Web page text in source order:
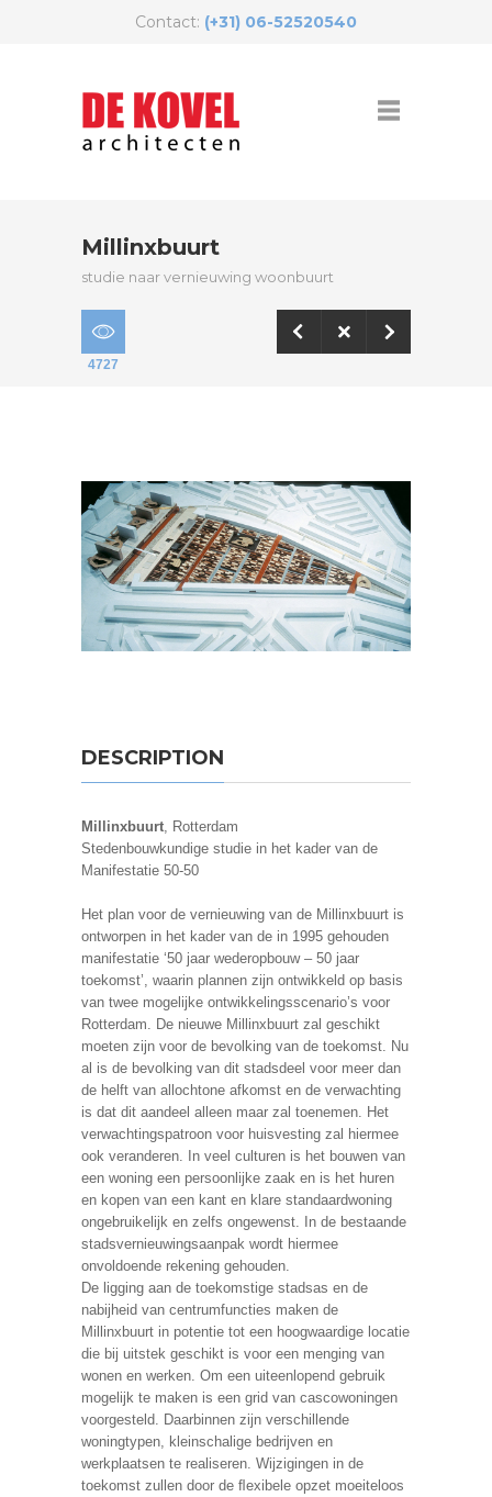
Contact: (+31) 06-52520540
Millinxbuurt
studie naar vernieuwing woonbuurt
4727
DESCRIPTION
Millinxbuurt , Rotterdam
Stedenbouwkundige studie in het kader van de
Manifestatie 50-50
Het plan voor de vernieuwing van de Millinxbuurt is
ontworpen in het kader van de in 1995 gehouden
manifestatie ‘50 jaar wederopbouw – 50 jaar
toekomst’, waarin plannen zijn ontwikkeld op basis
van twee mogelijke ontwikkelingsscenario’s voor
Rotterdam. De nieuwe Millinxbuurt zal geschikt
moeten zijn voor de bevolking van de toekomst. Nu
al is de bevolking van dit stadsdeel voor meer dan
de helft van allochtone afkomst en de verwachting
is dat dit aandeel alleen maar zal toenemen. Het
verwachtingspatroon voor huisvesting zal hiermee
ook veranderen. In veel culturen is het bouwen van
een woning een persoonlijke zaak en is het huren
en kopen van een kant en klare standaardwoning
ongebruikelijk en zelfs ongewenst. In de bestaande
stadsvernieuwingsaanpak wordt hiermee
onvoldoende rekening gehouden.
De ligging aan de toekomstige stadsas en de
nabijheid van centrumfuncties maken de
Millinxbuurt in potentie tot een hoogwaardige locatie
die bij uitstek geschikt is voor een menging van
wonen en werken. Om een uiteenlopend gebruik
mogelijk te maken is een grid van cascowoningen
voorgesteld. Daarbinnen zijn verschillende
woningtypen, kleinschalige bedrijven en
werkplaatsen te realiseren. Wijzigingen in de
toekomst zullen door de ﬂexibele opzet moeiteloos